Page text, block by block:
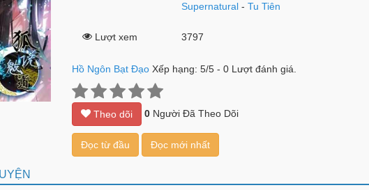
Supernatural -Tu Tiên
Lượt xem 3797
Hồ Ngôn Bạt Đạo Xếp hạng: 5/5- 0Lượt đánh giá.
Theo dõi 0Người Đã Theo Dõi
Đọc từ đầu Đọc mới nhất